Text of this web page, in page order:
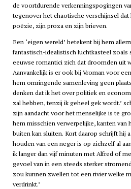
de voortdurende verkenningspogingen
tegenover het chaotische verschijnsel
poëzie, zijn proza en zijn brieven.
Een ‘eigen wereld’ betekent bij hem
fantastisch-idealistisch luchtkasteel
eeuwse romantici zich dat droomden uit
Aanvankelijk is er ook bij Vroman voor
hem omringende samenleving geen
denken dat ik het over politiek en
zal hebben, tenzij ik geheel gek wordt.’
zijn aandacht voor het menselijke is te
hem misschien verwerpelijke, kanten
buiten kan sluiten. Kort daarop schrijft hij
houden van een neger is op zichzelf al
ik langer dan vijf minuten met Alfred of
gevoel van in een steeds sterker
zou kunnen zwellen tot een rivier welke
verdrinkt.’